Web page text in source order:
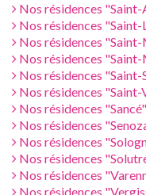
Nos résidences
Nos résidences
Nos résidences
Nos résidences
Nos résidences
Nos résidences "Saint-
Nos résidences "Sancé"
Nos résidences
Nos résidences
Nos résidences
Nos résidences
Nos résidences